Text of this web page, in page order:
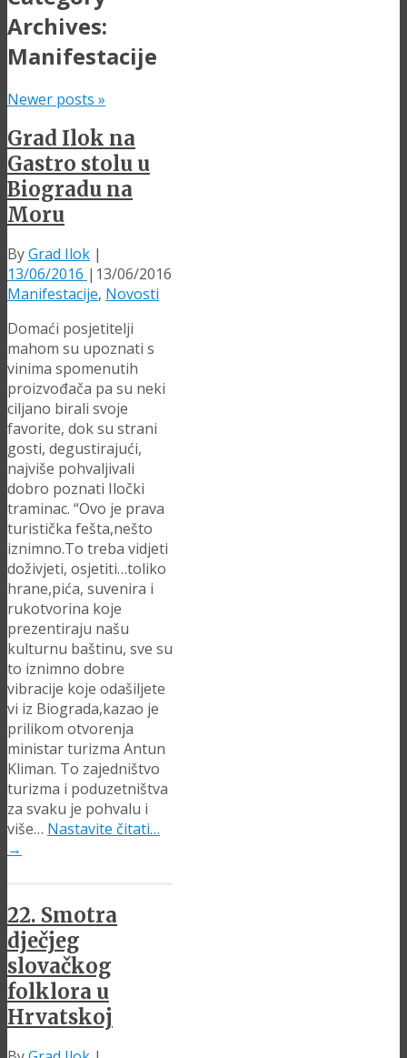
Archives:
Manifestacije
Newer posts »
Grad Ilok na
Gastro stolu u
Biogradu na
Moru
ByGrad Ilok |
13/06/2016 | 13/06/2016
Manifestacije, Novosti
Domaći posjetitelji
mahom su upoznati s
vinima spomenutih
proizvođača pa su neki
ciljano birali svoje
favorite, dok su strani
gosti, degustirajući,
najviše pohvaljivali
dobro poznati Iločki
traminac. “Ovo je prava
turistička fešta,nešto
iznimno.To treba vidjeti
doživjeti, osjetiti…toliko
hrane,pića, suvenira i
rukotvorina koje
prezentiraju našu
kulturnu baštinu, sve su
to iznimno dobre
vibracije koje odašiljete
vi iz Biograda,kazao je
prilikom otvorenja
ministar turizma Antun
Kliman. To zajedništvo
turizma i poduzetništva
za svaku je pohvalu i
više… Nastavite čitati…
→
22. Smotra
dječjeg
slovačkog
folklora u
Hrvatskoj